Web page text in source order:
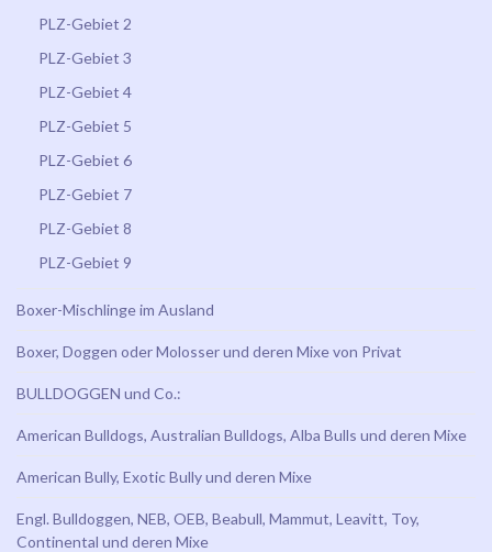
PLZ-Gebiet 2
PLZ-Gebiet 3
PLZ-Gebiet 4
PLZ-Gebiet 5
PLZ-Gebiet 6
PLZ-Gebiet 7
PLZ-Gebiet 8
PLZ-Gebiet 9
Boxer-Mischlinge im Ausland
Boxer, Doggen oder Molosser und deren Mixe von Privat
BULLDOGGEN und Co.:
American Bulldogs, Australian Bulldogs, Alba Bulls und deren Mixe
American Bully, Exotic Bully und deren Mixe
Engl. Bulldoggen, NEB, OEB, Beabull, Mammut, Leavitt, Toy,
Continental und deren Mixe